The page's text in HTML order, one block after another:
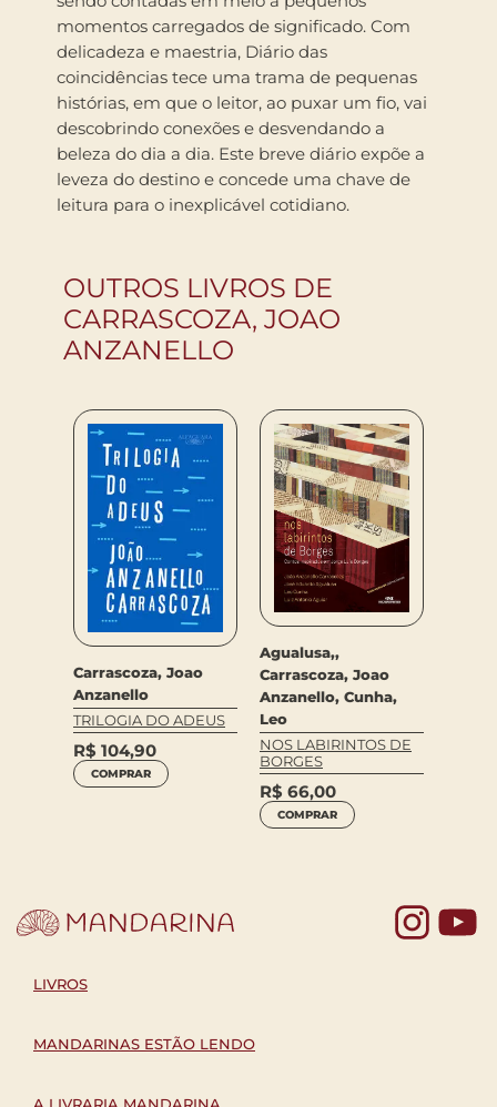
momentos carregados de significado. Com
delicadeza e maestria, Diário das
coincidências tece uma trama de pequenas
histórias, em que o leitor, ao puxar um fio, vai
descobrindo conexões e desvendando a
beleza do dia a dia. Este breve diário expõe a
leveza do destino e concede uma chave de
leitura para o inexplicável cotidiano.
OUTROS LIVROS DE
CARRASCOZA, JOAO
ANZANELLO
Carrascoza, Joao
Anzanello
TRILOGIA DO ADEUS
R$ 104,90
COMPRAR
Agualusa,,
Carrascoza, Joao
Anzanello, Cunha,
Leo
NOS LABIRINTOS DE
BORGES
R$ 66,00
COMPRAR
LIVROS
MANDARINAS ESTÃO LENDO